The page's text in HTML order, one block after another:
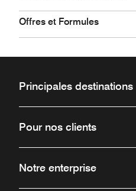
Offres et Formules
Principales destinations
Pour nos clients
Notre enterprise